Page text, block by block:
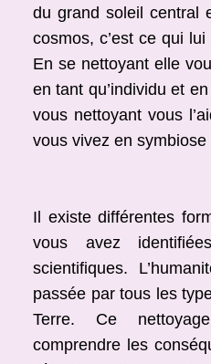
du grand soleil central
cosmos, c’est ce qui
En se nettoyant elle
en tant qu’individu et
vous nettoyant vous
vous vivez en
Il existe différentes
vous avez
scientifiques.
passée par tous les
Terre. Ce
comprendre les